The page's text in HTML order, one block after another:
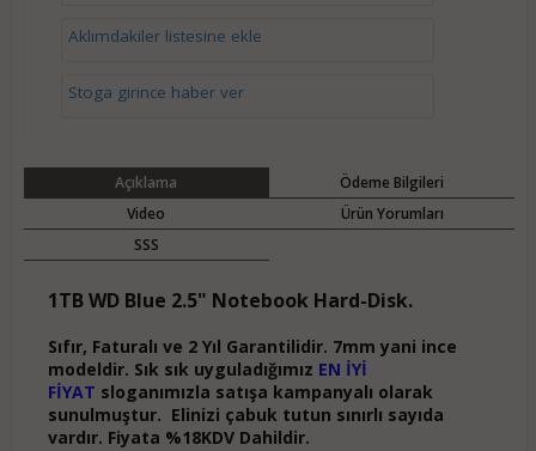
Aklımdakiler listesine ekle
Stoga girince haber ver
Açıklama
Ödeme Bilgileri
Video
Ürün Yorumları
SSS
1TB WD Blue 2.5" Notebook Hard-Disk.
Sıfır, Faturalı ve 2 Yıl Garantilidir. 7mm yani ince
modeldir. Sık sık uyguladığımız EN İYİ
FİYAT sloganımızla satışa kampanyalı olarak
sunulmuştur. Elinizi çabuk tutun sınırlı sayıda
vardır. Fiyata %18KDV Dahildir.